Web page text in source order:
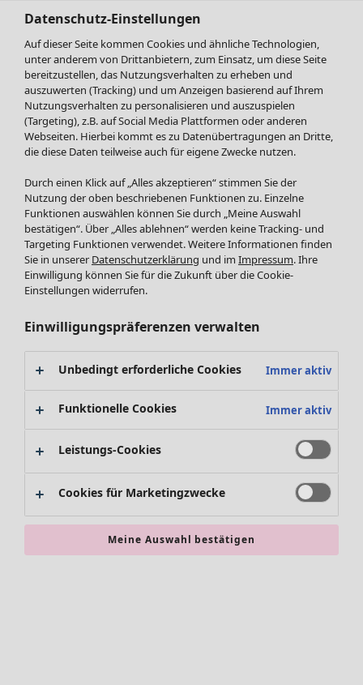
Alle anzeigen
Kleider
Tuniken
Blusen
Pullover & Shirts
Strickjacken
Röcke
Jacken & Mäntel
Leggings /Strumpfhosen
Accessoires
Schuhe
Bademode
SALE Zuhause
Dekoration
Teppiche
Alles im Sale
Datenschutz-Einstellungen
Auf dieser Seite kommen Cookies und ähnliche Technologien,
unter anderem von Drittanbietern, zum Einsatz, um diese Seite
bereitzustellen, das Nutzungsverhalten zu erheben und
auszuwerten (Tracking) und um Anzeigen basierend auf Ihrem
Nutzungsverhalten zu personalisieren und auszuspielen
(Targeting), z.B. auf Social Media Plattformen oder anderen
Webseiten. Hierbei kommt es zu Datenübertragungen an Dritte,
die diese Daten teilweise auch für eigene Zwecke nutzen.
Durch einen Klick auf „Alles akzeptieren“ stimmen Sie der
Nutzung der oben beschriebenen Funktionen zu. Einzelne
Funktionen auswählen können Sie durch „Meine Auswahl
bestätigen“. Über „Alles ablehnen“ werden keine Tracking- und
Targeting Funktionen verwendet. Weitere Informationen finden
Sie in unserer Datenschutzerklärung und im Impressum. Ihre
Einwilligung können Sie für die Zukunft über die Cookie-
Einstellungen widerrufen.
Einwilligungspräferenzen verwalten
Unbedingt erforderliche Cookies Immer aktiv
Funktionelle Cookies Immer aktiv
Leistungs-Cookies
Cookies für Marketingzwecke
Meine Auswahl bestätigen